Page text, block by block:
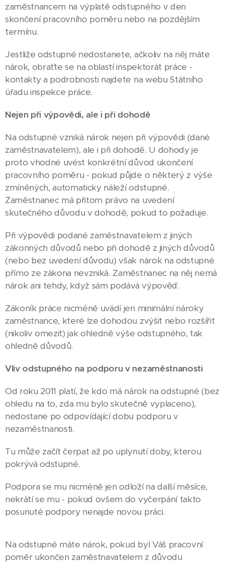
zaměstnancem na výplatě odstupného v den
skončení pracovního poměru nebo na pozdějším
termínu.
Jestliže odstupné nedostanete, ačkoliv na něj máte
nárok, obraťte se na oblastí inspektorát práce -
kontakty a podrobnosti najdete na webu Státního
úřadu inspekce práce.
Nejen při výpovědi, ale i při dohodě
Na odstupné vzniká nárok nejen při výpovědi (dané
zaměstnavatelem), ale i při dohodě. U dohody je
proto vhodné uvést konkrétní důvod ukončení
pracovního poměru - pokud půjde o některý z výše
zmíněných, automaticky náleží odstupné.
Zaměstnanec má přitom právo na uvedení
skutečného důvodu v dohodě, pokud to požaduje.
Při výpovědi podané zaměstnavatelem z jiných
zákonných důvodů nebo při dohodě z jiných důvodů
(nebo bez uvedení důvodu) však nárok na odstupné
přímo ze zákona nevzniká. Zaměstnanec na něj nemá
nárok ani tehdy, když sám podává výpověď.
Zákoník práce nicméně uvádí jen minimální nároky
zaměstnance, které lze dohodou zvýšit nebo rozšířit
(nikoliv omezit) jak ohledně výše odstupného, tak
ohledně důvodů.
Vliv odstupného na podporu v nezaměstnanosti
Od roku 2011 platí, že kdo má nárok na odstupné (bez
ohledu na to, zda mu bylo skutečně vyplaceno),
nedostane po odpovídající dobu podporu v
nezaměstnanosti.
Tu může začít čerpat až po uplynutí doby, kterou
pokrývá odstupné.
Podpora se mu nicméně jen odloží na další měsíce,
nekrátí se mu - pokud ovšem do vyčerpání takto
posunuté podpory nenajde novou práci.
Na odstupné máte nárok, pokud byl Váš pracovní
poměr ukončen zaměstnavatelem z důvodu